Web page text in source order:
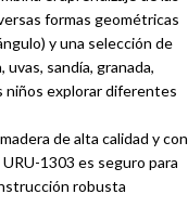
formas geométricas
y una selección de
sandía, granada,
niños explorar diferentes
de alta calidad y con
1303 es seguro para
robusta